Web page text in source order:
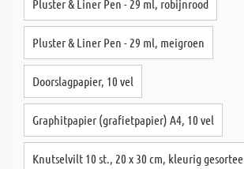
Pluster & Liner Pen - 29 ml, robijnrood
Pluster & Liner Pen - 29 ml, meigroen
Doorslagpapier, 10 vel
Graphitpapier (grafietpapier) A4, 10 vel
Knutselvilt 10 st., 20 x 30 cm, kleurig gesortee